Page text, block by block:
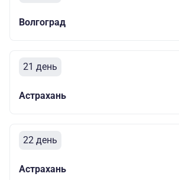
Волгоград
21 день
Астрахань
22 день
Астрахань